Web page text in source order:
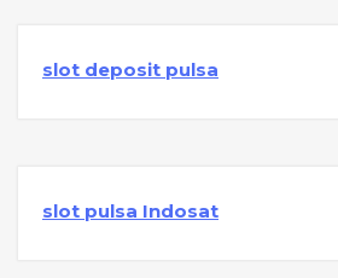
slot deposit pulsa
slot pulsa Indosat